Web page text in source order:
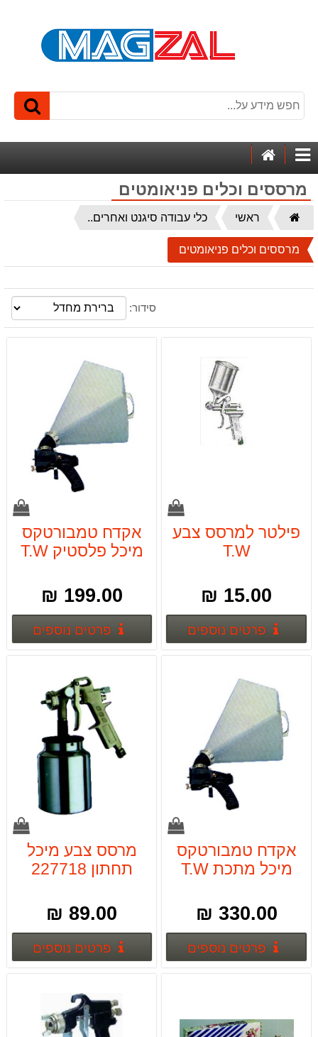
קטגוריותהבית
מרססים וכלים פניאומטים
דף
הבית
ראשי כלי עבודה סיגנט ואחרים..
מרססים וכלים פניאומטים
סידור:
פילטר למרסס צבע
T.W
15.00 ₪
פרטים נוספיםפרטים נוספים
אקדח טמבורטקס
מיכל פלסטיק T.W
199.00 ₪
פרטים נוספים
אקדח טמבורטקס
מיכל מתכת T.W
330.00 ₪
פרטים נוספיםפרטים נוספים
מרסס צבע מיכל
תחתון 227718
89.00 ₪
פרטים נוספים